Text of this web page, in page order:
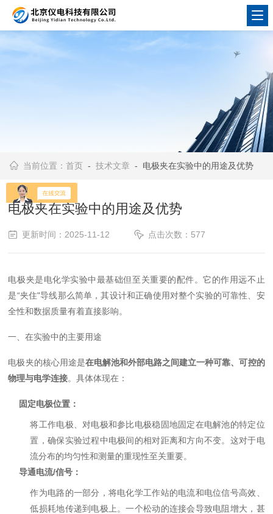
当前位置：首页 -技术文章 - 电极夹在实验中的用途及优势
电极夹在实验中的用途及优势
更新时间：2025-11-12 点击次数：577
电极夹是电化学实验中最基础但至关重要的配件。它的作用远不止
是“夹住"导线那么简单，其设计和正确使用对整个实验的可靠性、安
全性和数据质量有着直接影响。
一、在实验中的主要用途
电极夹的核心用途是在电解池和外部电路之间建立一种可靠、可控的
物理与电学连接。具体体现在：
固定电极位置：
将工作电极、对电极和参比电极稳固地固定在电解池的特定位
置，确保实验过程中电极间的相对距离和方向不变。这对于电
流分布的均匀性和测量的重现性至关重要。
导通电流/信号：
作为电路的一部分，将电化学工作站的电流和电位信号高效、
低损耗地传递到电极上。一个松动的连接会导致电阻增大，甚